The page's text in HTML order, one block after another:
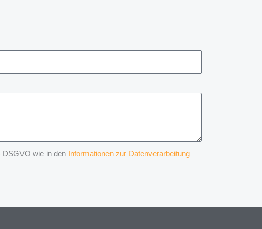
DSGVO wie in den Informationen zur Datenverarbeitung